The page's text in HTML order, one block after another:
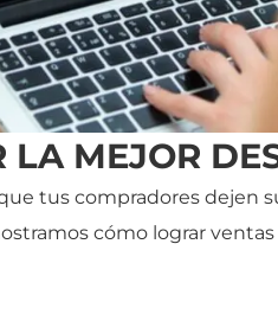
MEJOR
tus compradores dejen
cómo lograr